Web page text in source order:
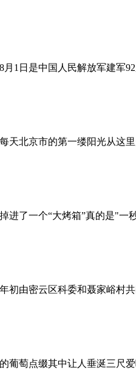
1日是中国人民解放军建军
北京市的第一缕阳光从这
一个“大烤箱”真的是"一
由密云区科委和聂家峪村
萄点缀其中让人垂涎三尺